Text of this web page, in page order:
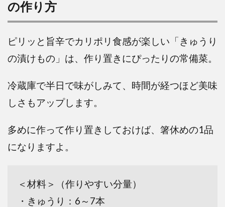
の作り方
ピリッと旨辛でカリポリ食感が楽しい「きゅうり
の漬けもの」は、作り置きにぴったりの常備菜。
冷蔵庫で半日で味がしみて、時間が経つほど美味
しさもアップします。
多めに作って作り置きしておけば、箸休めの1品
になりますよ。
＜材料＞（作りやすい分量）
・きゅうり：6～7本